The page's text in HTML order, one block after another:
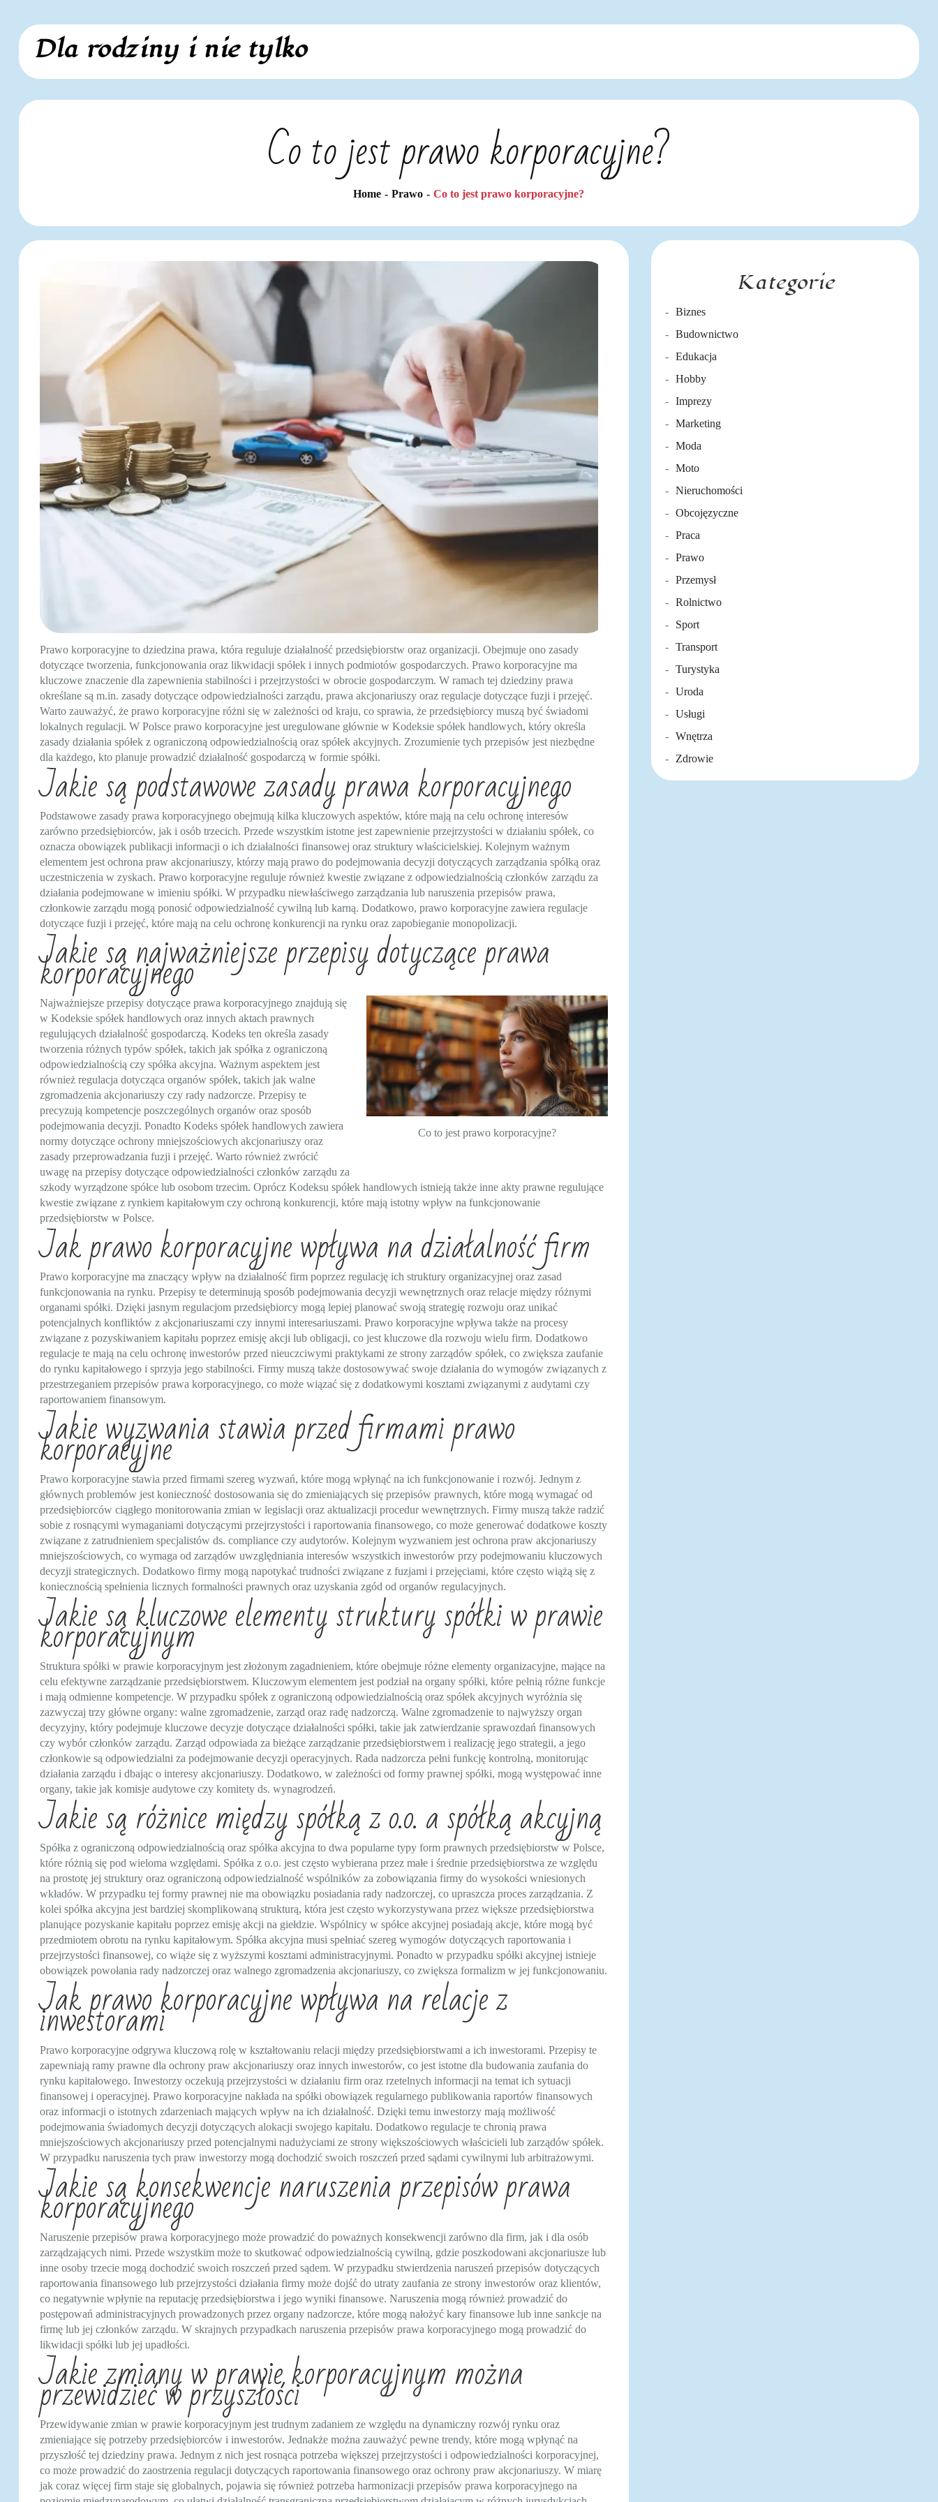
content
Dla rodziny i nie tylko
Co to jest prawo korporacyjne?
Home Prawo Co to jest prawo korporacyjne?
Prawo korporacyjne to dziedzina prawa, która reguluje działalność przedsiębiorstw oraz organizacji. Obejmuje ono zasady
dotyczące tworzenia, funkcjonowania oraz likwidacji spółek i innych podmiotów gospodarczych. Prawo korporacyjne ma
kluczowe znaczenie dla zapewnienia stabilności i przejrzystości w obrocie gospodarczym. W ramach tej dziedziny prawa
określane są m.in. zasady dotyczące odpowiedzialności zarządu, prawa akcjonariuszy oraz regulacje dotyczące fuzji i przejęć.
Warto zauważyć, że prawo korporacyjne różni się w zależności od kraju, co sprawia, że przedsiębiorcy muszą być świadomi
lokalnych regulacji. W Polsce prawo korporacyjne jest uregulowane głównie w Kodeksie spółek handlowych, który określa
zasady działania spółek z ograniczoną odpowiedzialnością oraz spółek akcyjnych. Zrozumienie tych przepisów jest niezbędne
dla każdego, kto planuje prowadzić działalność gospodarczą w formie spółki.
Jakie są podstawowe zasady prawa korporacyjnego
Podstawowe zasady prawa korporacyjnego obejmują kilka kluczowych aspektów, które mają na celu ochronę interesów
zarówno przedsiębiorców, jak i osób trzecich. Przede wszystkim istotne jest zapewnienie przejrzystości w działaniu spółek, co
oznacza obowiązek publikacji informacji o ich działalności finansowej oraz struktury właścicielskiej. Kolejnym ważnym
elementem jest ochrona praw akcjonariuszy, którzy mają prawo do podejmowania decyzji dotyczących zarządzania spółką oraz
uczestniczenia w zyskach. Prawo korporacyjne reguluje również kwestie związane z odpowiedzialnością członków zarządu za
działania podejmowane w imieniu spółki. W przypadku niewłaściwego zarządzania lub naruszenia przepisów prawa,
członkowie zarządu mogą ponosić odpowiedzialność cywilną lub karną. Dodatkowo, prawo korporacyjne zawiera regulacje
dotyczące fuzji i przejęć, które mają na celu ochronę konkurencji na rynku oraz zapobieganie monopolizacji.
Jakie są najważniejsze przepisy dotyczące prawa
korporacyjnego
Co to jest prawo korporacyjne?
Najważniejsze przepisy dotyczące prawa korporacyjnego znajdują się
w Kodeksie spółek handlowych oraz innych aktach prawnych
regulujących działalność gospodarczą. Kodeks ten określa zasady
tworzenia różnych typów spółek, takich jak spółka z ograniczoną
odpowiedzialnością czy spółka akcyjna. Ważnym aspektem jest
również regulacja dotycząca organów spółek, takich jak walne
zgromadzenia akcjonariuszy czy rady nadzorcze. Przepisy te
precyzują kompetencje poszczególnych organów oraz sposób
podejmowania decyzji. Ponadto Kodeks spółek handlowych zawiera
normy dotyczące ochrony mniejszościowych akcjonariuszy oraz
zasady przeprowadzania fuzji i przejęć. Warto również zwrócić
uwagę na przepisy dotyczące odpowiedzialności członków zarządu za
szkody wyrządzone spółce lub osobom trzecim. Oprócz Kodeksu spółek handlowych istnieją także inne akty prawne regulujące
kwestie związane z rynkiem kapitałowym czy ochroną konkurencji, które mają istotny wpływ na funkcjonowanie
przedsiębiorstw w Polsce.
Jak prawo korporacyjne wpływa na działalność firm
Prawo korporacyjne ma znaczący wpływ na działalność firm poprzez regulację ich struktury organizacyjnej oraz zasad
funkcjonowania na rynku. Przepisy te determinują sposób podejmowania decyzji wewnętrznych oraz relacje między różnymi
organami spółki. Dzięki jasnym regulacjom przedsiębiorcy mogą lepiej planować swoją strategię rozwoju oraz unikać
potencjalnych konfliktów z akcjonariuszami czy innymi interesariuszami. Prawo korporacyjne wpływa także na procesy
związane z pozyskiwaniem kapitału poprzez emisję akcji lub obligacji, co jest kluczowe dla rozwoju wielu firm. Dodatkowo
regulacje te mają na celu ochronę inwestorów przed nieuczciwymi praktykami ze strony zarządów spółek, co zwiększa zaufanie
do rynku kapitałowego i sprzyja jego stabilności. Firmy muszą także dostosowywać swoje działania do wymogów związanych z
przestrzeganiem przepisów prawa korporacyjnego, co może wiązać się z dodatkowymi kosztami związanymi z audytami czy
raportowaniem finansowym.
Jakie wyzwania stawia przed firmami prawo
korporacyjne
Prawo korporacyjne stawia przed firmami szereg wyzwań, które mogą wpłynąć na ich funkcjonowanie i rozwój. Jednym z
głównych problemów jest konieczność dostosowania się do zmieniających się przepisów prawnych, które mogą wymagać od
przedsiębiorców ciągłego monitorowania zmian w legislacji oraz aktualizacji procedur wewnętrznych. Firmy muszą także radzić
sobie z rosnącymi wymaganiami dotyczącymi przejrzystości i raportowania finansowego, co może generować dodatkowe koszty
związane z zatrudnieniem specjalistów ds. compliance czy audytorów. Kolejnym wyzwaniem jest ochrona praw akcjonariuszy
mniejszościowych, co wymaga od zarządów uwzględniania interesów wszystkich inwestorów przy podejmowaniu kluczowych
decyzji strategicznych. Dodatkowo firmy mogą napotykać trudności związane z fuzjami i przejęciami, które często wiążą się z
koniecznością spełnienia licznych formalności prawnych oraz uzyskania zgód od organów regulacyjnych.
Jakie są kluczowe elementy struktury spółki w prawie
korporacyjnym
Struktura spółki w prawie korporacyjnym jest złożonym zagadnieniem, które obejmuje różne elementy organizacyjne, mające na
celu efektywne zarządzanie przedsiębiorstwem. Kluczowym elementem jest podział na organy spółki, które pełnią różne funkcje
i mają odmienne kompetencje. W przypadku spółek z ograniczoną odpowiedzialnością oraz spółek akcyjnych wyróżnia się
zazwyczaj trzy główne organy: walne zgromadzenie, zarząd oraz radę nadzorczą. Walne zgromadzenie to najwyższy organ
decyzyjny, który podejmuje kluczowe decyzje dotyczące działalności spółki, takie jak zatwierdzanie sprawozdań finansowych
czy wybór członków zarządu. Zarząd odpowiada za bieżące zarządzanie przedsiębiorstwem i realizację jego strategii, a jego
członkowie są odpowiedzialni za podejmowanie decyzji operacyjnych. Rada nadzorcza pełni funkcję kontrolną, monitorując
działania zarządu i dbając o interesy akcjonariuszy. Dodatkowo, w zależności od formy prawnej spółki, mogą występować inne
organy, takie jak komisje audytowe czy komitety ds. wynagrodzeń.
Jakie są różnice między spółką z o.o. a spółką akcyjną
Spółka z ograniczoną odpowiedzialnością oraz spółka akcyjna to dwa popularne typy form prawnych przedsiębiorstw w Polsce,
które różnią się pod wieloma względami. Spółka z o.o. jest często wybierana przez małe i średnie przedsiębiorstwa ze względu
na prostotę jej struktury oraz ograniczoną odpowiedzialność wspólników za zobowiązania firmy do wysokości wniesionych
wkładów. W przypadku tej formy prawnej nie ma obowiązku posiadania rady nadzorczej, co upraszcza proces zarządzania. Z
kolei spółka akcyjna jest bardziej skomplikowaną strukturą, która jest często wykorzystywana przez większe przedsiębiorstwa
planujące pozyskanie kapitału poprzez emisję akcji na giełdzie. Wspólnicy w spółce akcyjnej posiadają akcje, które mogą być
przedmiotem obrotu na rynku kapitałowym. Spółka akcyjna musi spełniać szereg wymogów dotyczących raportowania i
przejrzystości finansowej, co wiąże się z wyższymi kosztami administracyjnymi. Ponadto w przypadku spółki akcyjnej istnieje
obowiązek powołania rady nadzorczej oraz walnego zgromadzenia akcjonariuszy, co zwiększa formalizm w jej funkcjonowaniu.
Jak prawo korporacyjne wpływa na relacje z
inwestorami
Prawo korporacyjne odgrywa kluczową rolę w kształtowaniu relacji między przedsiębiorstwami a ich inwestorami. Przepisy te
zapewniają ramy prawne dla ochrony praw akcjonariuszy oraz innych inwestorów, co jest istotne dla budowania zaufania do
rynku kapitałowego. Inwestorzy oczekują przejrzystości w działaniu firm oraz rzetelnych informacji na temat ich sytuacji
finansowej i operacyjnej. Prawo korporacyjne nakłada na spółki obowiązek regularnego publikowania raportów finansowych
oraz informacji o istotnych zdarzeniach mających wpływ na ich działalność. Dzięki temu inwestorzy mają możliwość
podejmowania świadomych decyzji dotyczących alokacji swojego kapitału. Dodatkowo regulacje te chronią prawa
mniejszościowych akcjonariuszy przed potencjalnymi nadużyciami ze strony większościowych właścicieli lub zarządów spółek.
W przypadku naruszenia tych praw inwestorzy mogą dochodzić swoich roszczeń przed sądami cywilnymi lub arbitrażowymi.
Jakie są konsekwencje naruszenia przepisów prawa
korporacyjnego
Naruszenie przepisów prawa korporacyjnego może prowadzić do poważnych konsekwencji zarówno dla firm, jak i dla osób
zarządzających nimi. Przede wszystkim może to skutkować odpowiedzialnością cywilną, gdzie poszkodowani akcjonariusze lub
inne osoby trzecie mogą dochodzić swoich roszczeń przed sądem. W przypadku stwierdzenia naruszeń przepisów dotyczących
raportowania finansowego lub przejrzystości działania firmy może dojść do utraty zaufania ze strony inwestorów oraz klientów,
co negatywnie wpłynie na reputację przedsiębiorstwa i jego wyniki finansowe. Naruszenia mogą również prowadzić do
postępowań administracyjnych prowadzonych przez organy nadzorcze, które mogą nałożyć kary finansowe lub inne sankcje na
firmę lub jej członków zarządu. W skrajnych przypadkach naruszenia przepisów prawa korporacyjnego mogą prowadzić do
likwidacji spółki lub jej upadłości.
Jakie zmiany w prawie korporacyjnym można
przewidzieć w przyszłości
Przewidywanie zmian w prawie korporacyjnym jest trudnym zadaniem ze względu na dynamiczny rozwój rynku oraz
zmieniające się potrzeby przedsiębiorców i inwestorów. Jednakże można zauważyć pewne trendy, które mogą wpłynąć na
przyszłość tej dziedziny prawa. Jednym z nich jest rosnąca potrzeba większej przejrzystości i odpowiedzialności korporacyjnej,
co może prowadzić do zaostrzenia regulacji dotyczących raportowania finansowego oraz ochrony praw akcjonariuszy. W miarę
jak coraz więcej firm staje się globalnych, pojawia się również potrzeba harmonizacji przepisów prawa korporacyjnego na
Kategorie
Biznes
Budownictwo
Edukacja
Hobby
Imprezy
Marketing
Moda
Moto
Nieruchomości
Obcojęzyczne
Praca
Prawo
Przemysł
Rolnictwo
Sport
Transport
Turystyka
Uroda
Usługi
Wnętrza
Zdrowie